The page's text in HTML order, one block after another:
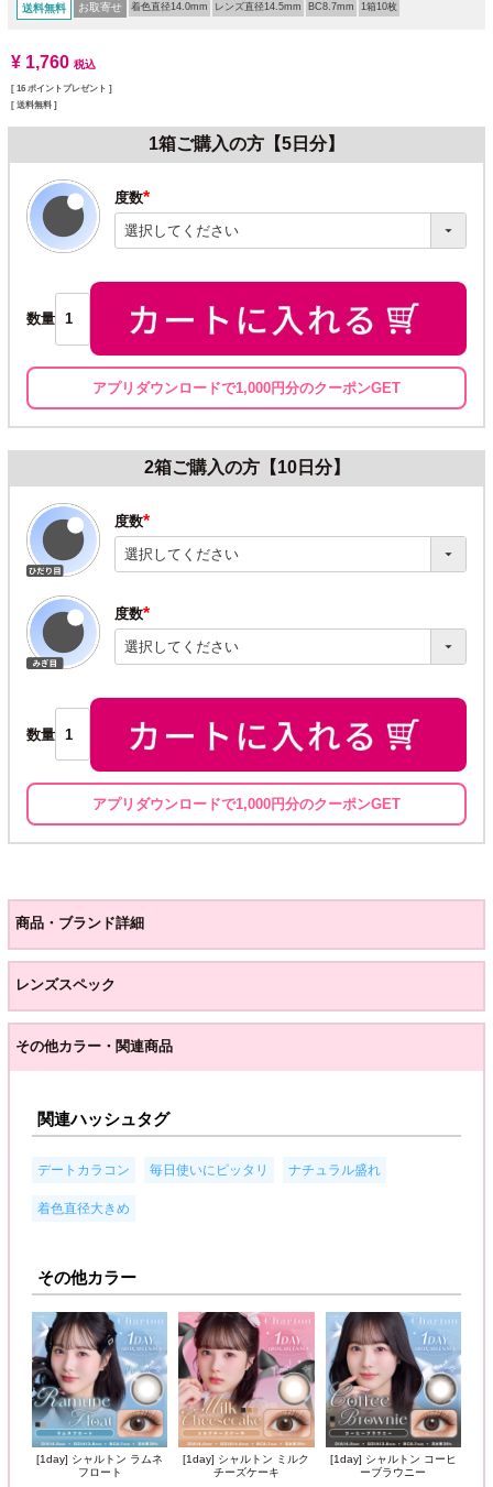
送料無料 お取寄せ 着色直径14.0mm レンズ直径14.5mm BC8.7mm 1箱10枚
¥ 1,760 税込
[ 16 ポイントプレゼント ]
送料無料
1箱ご購入の方【5日分】
度数
(必
須)
数量
アプリダウンロードで1,000円分のクーポンGET
2箱ご購入の方【10日分】
度数
(必
須)
度数
(必
須)
数量
アプリダウンロードで1,000円分のクーポンGET
商品・ブランド詳細
レンズスペック
その他カラー・関連商品
関連ハッシュタグ
デートカラコン 毎日使いにピッタリ ナチュラル盛れ
着色直径大きめ
その他カラー
[1day] シャルトン ラムネ
フロート
[1day] シャルトン ミルク
チーズケーキ
[1day] シャルトン コーヒ
ーブラウニー